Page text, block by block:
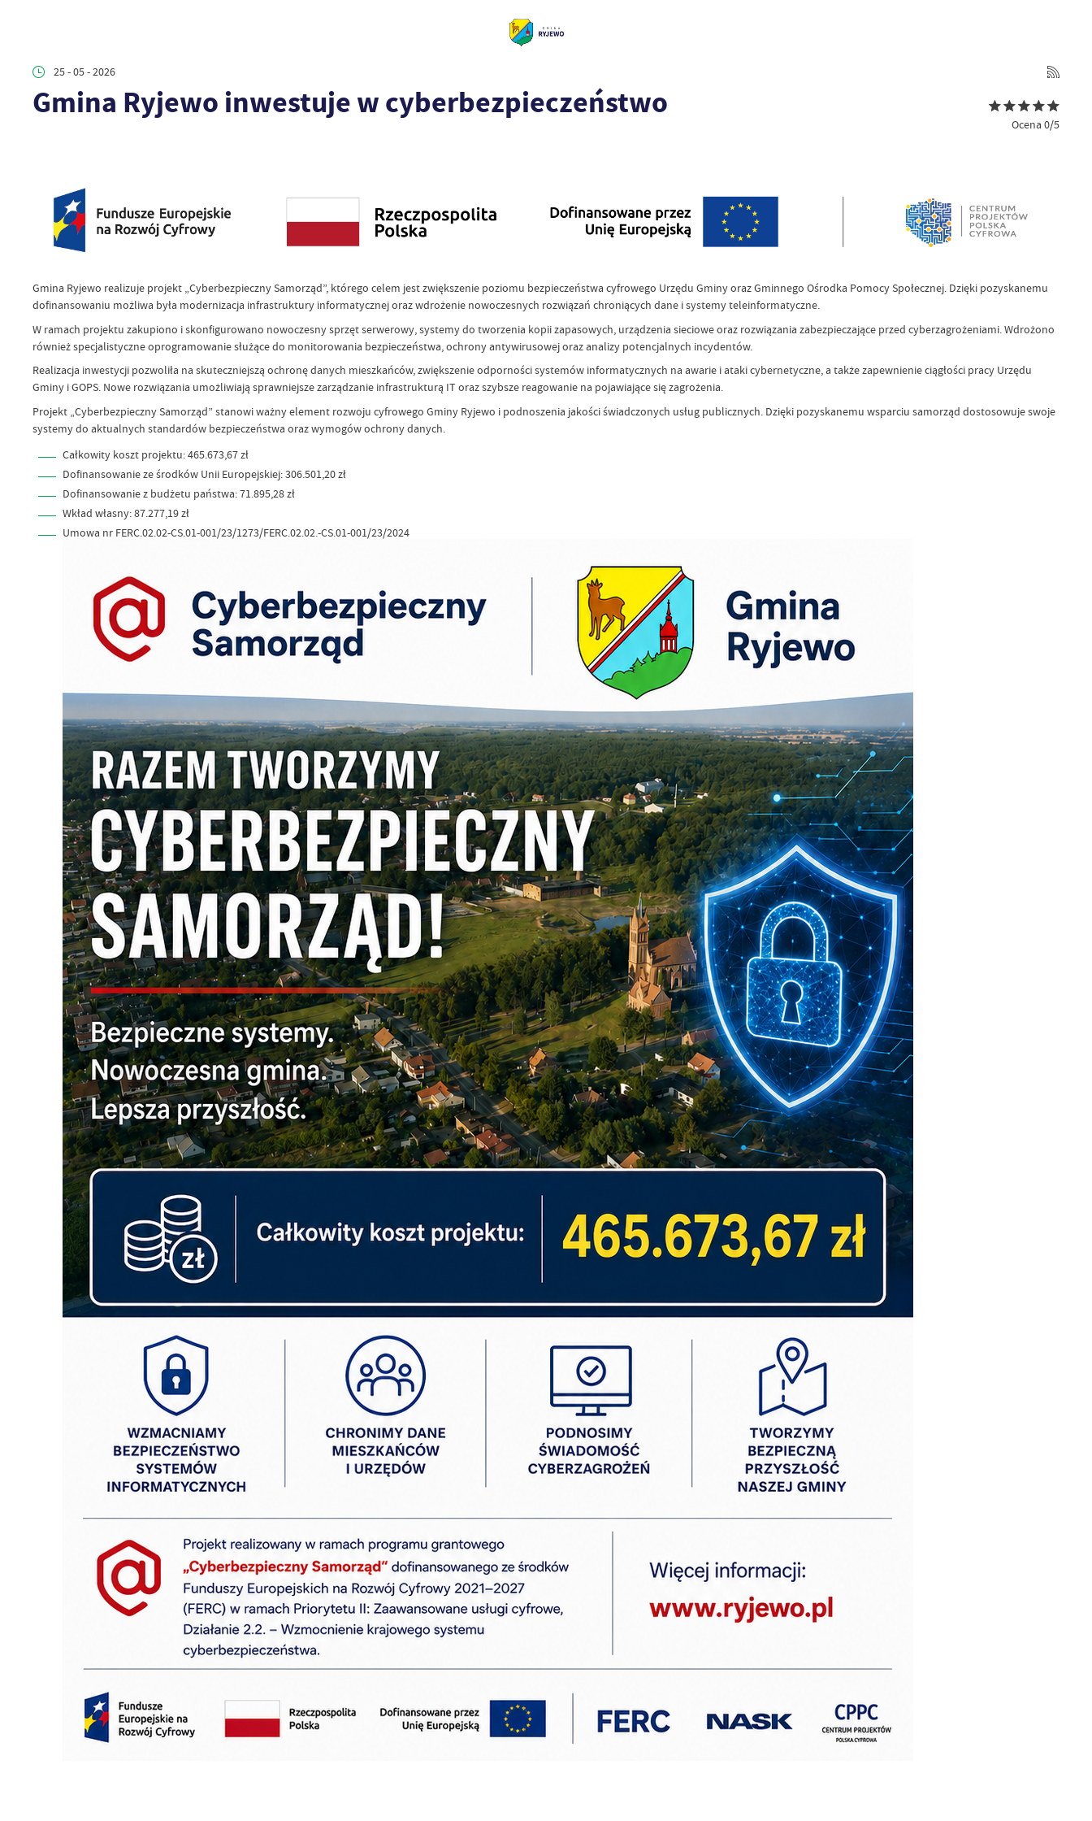
25 - 05 - 2026
Gmina Ryjewo inwestuje w cyberbezpieczeństwo
Ocena 0/5
Gmina Ryjewo realizuje projekt „Cyberbezpieczny Samorząd”, którego celem jest zwiększenie poziomu bezpieczeństwa cyfrowego Urzędu Gminy oraz Gminnego Ośrodka Pomocy Społecznej. Dzięki pozyskanemu
dofinansowaniu możliwa była modernizacja infrastruktury informatycznej oraz wdrożenie nowoczesnych rozwiązań chroniących dane i systemy teleinformatyczne.
W ramach projektu zakupiono i skonfigurowano nowoczesny sprzęt serwerowy, systemy do tworzenia kopii zapasowych, urządzenia sieciowe oraz rozwiązania zabezpieczające przed cyberzagrożeniami. Wdrożono
również specjalistyczne oprogramowanie służące do monitorowania bezpieczeństwa, ochrony antywirusowej oraz analizy potencjalnych incydentów.
Realizacja inwestycji pozwoliła na skuteczniejszą ochronę danych mieszkańców, zwiększenie odporności systemów informatycznych na awarie i ataki cybernetyczne, a także zapewnienie ciągłości pracy Urzędu
Gminy i GOPS. Nowe rozwiązania umożliwiają sprawniejsze zarządzanie infrastrukturą IT oraz szybsze reagowanie na pojawiające się zagrożenia.
Projekt „Cyberbezpieczny Samorząd” stanowi ważny element rozwoju cyfrowego Gminy Ryjewo i podnoszenia jakości świadczonych usług publicznych. Dzięki pozyskanemu wsparciu samorząd dostosowuje swoje
systemy do aktualnych standardów bezpieczeństwa oraz wymogów ochrony danych.
Całkowity koszt projektu: 465.673,67 zł
Dofinansowanie ze środków Unii Europejskiej: 306.501,20 zł
Dofinansowanie z budżetu państwa: 71.895,28 zł
Wkład własny: 87.277,19 zł
Umowa nr FERC.02.02-CS.01-001/23/1273/FERC.02.02.-CS.01-001/23/2024